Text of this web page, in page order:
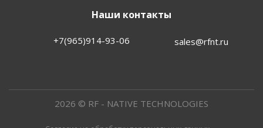
Наши контакты
+7(965)914-93-06 sales@rfnt.ru
2026 © RF - NATIVE TECHNOLOGIES